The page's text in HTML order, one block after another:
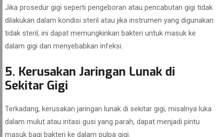
Jika prosedur gigi seperti pengeboran atau pencabutan gigi tidak
dilakukan dalam kondisi steril atau jika instrumen yang digunakan
tidak steril, ini dapat memungkinkan bakteri untuk masuk ke
dalam gigi dan menyebabkan infeksi.
5. Kerusakan Jaringan Lunak di
Sekitar Gigi
Terkadang, kerusakan jaringan lunak di sekitar gigi, misalnya luka
dalam mulut atau iritasi gusi yang parah, dapat menjadi pintu
masuk bagi bakteri ke dalam pulpa gigi.